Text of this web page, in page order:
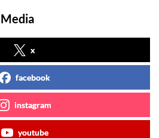
x
facebook
instagram
youtube